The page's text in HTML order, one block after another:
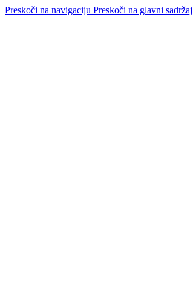
Preskoči na navigaciju Preskoči na glavni sadržaj